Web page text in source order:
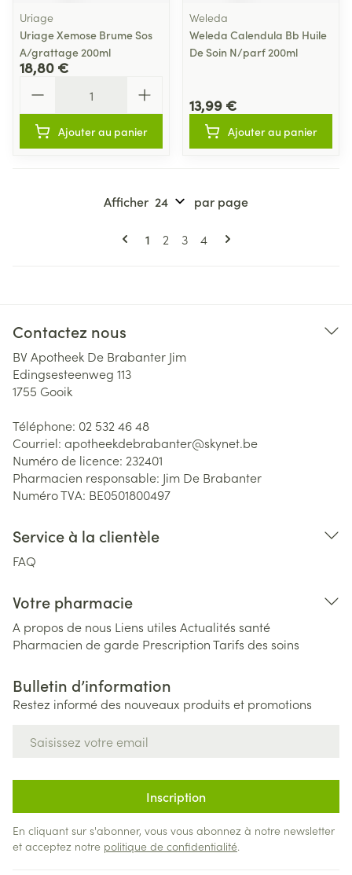
Uriage
Uriage Xemose Brume Sos
A/grattage 200ml
18,80 €
Ajouter au panier
Weleda
Weleda Calendula Bb Huile
De Soin N/parf 200ml
13,99 €
Ajouter au panier
Pages
Vous lisez actuellement la page
1 Page
2 Page
3 Page
4
Afficher par page
Contactez nous
BV Apotheek De Brabanter Jim
Edingsesteenweg 113
1755 Gooik
Téléphone: 02 532 46 48
Courriel: apotheekdebrabanter@skynet.be
Numéro de licence: 232401
Pharmacien responsable: Jim De Brabanter
Numéro TVA: BE0501800497
Service à la clientèle
FAQ
Votre pharmacie
A propos de nous Liens utiles Actualités santé
Pharmacien de garde PrescriptionTarifs des soins
Bulletin d’information
Restez informé des nouveaux produits et promotions
Inscription
En cliquant sur s'abonner, vous vous abonnez à notre newsletter
et acceptez notre politique de confidentialité.